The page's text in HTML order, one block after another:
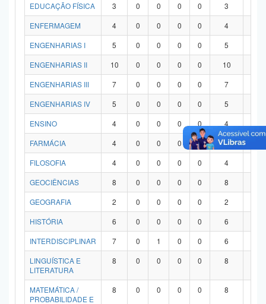
EDUCAÇÃO FÍSICA
3 0 0 0 0 3
ENFERMAGEM
4 0 0 0 0 4
ENGENHARIAS I
5 0 0 0 0 5
ENGENHARIAS II
10 0 0 0 0 10
ENGENHARIAS III
7 0 0 0 0 7
ENGENHARIAS IV
5 0 0 0 0 5
ENSINO
4 0 0 0 0 4
FARMÁCIA
4 0 0 0 0 4
FILOSOFIA
4 0 0 0 0 4
GEOCIÊNCIAS
8 0 0 0 0 8
GEOGRAFIA
2 0 0 0 0 2
HISTÓRIA
6 0 0 0 0 6
INTERDISCIPLINAR
7 0 1 0 0 6
LINGUÍSTICA E
LITERATURA
8 0 0 0 0 8
MATEMÁTICA /
PROBABILIDADE E
8 0 0 0 0 8